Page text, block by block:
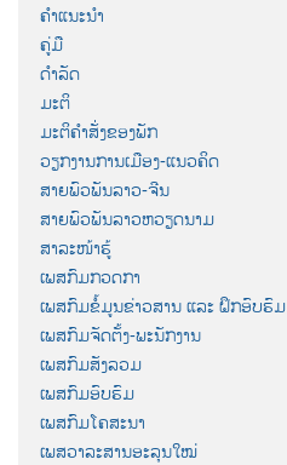
ຄຳແນະນຳ
ຄູ່ມື
ດຳລັດ
ມະຕິ
ມະຕິຄຳສັ່ງຂອງພັກ
ວຽກງານການເມືອງ-ແນວຄິດ
ສາຍພົວພັນລາວ-ຈີນ
ສາຍພົວພັນລາວຫວຽດນາມ
ສາລະໜ້າຮູ້
ເພສກົມກວດກາ
ເພສກົມຂໍ້ມູນຂ່າວສານ ແລະ ຝຶກອົບຮົມ
ເພສກົມຈັດຕັ້ງ-ພະນັກງານ
ເພສກົມສັງລວມ
ເພສກົມອົບຮົມ
ເພສກົມໂຄສະນາ
ເພສວາລະສານອະລຸນໃໝ່